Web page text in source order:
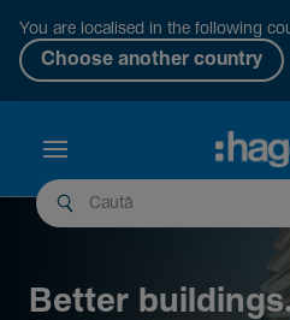
You are localised in the following
Choose another country
Better